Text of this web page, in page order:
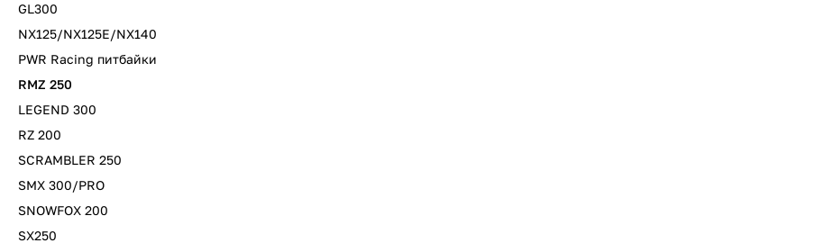
GL300
NX125/NX125E/NX140
PWR Racing питбайки
RMZ 250
LEGEND 300
RZ 200
SCRAMBLER 250
SMX 300/PRO
SNOWFOX 200
SX250